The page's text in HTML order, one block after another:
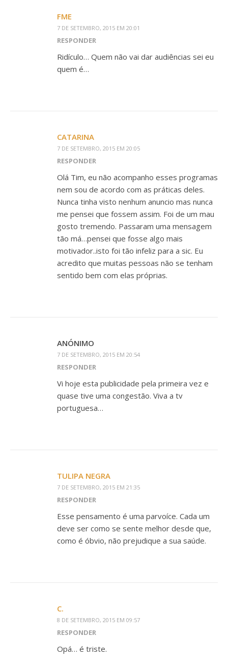
FME
7 DE SETEMBRO, 2015 EM 20:01
RESPONDER
Ridículo… Quem não vai dar audiências sei eu
quem é…
CATARINA
7 DE SETEMBRO, 2015 EM 20:05
RESPONDER
Olá Tim, eu não acompanho esses programas
nem sou de acordo com as práticas deles.
Nunca tinha visto nenhum anuncio mas nunca
me pensei que fossem assim. Foi de um mau
gosto tremendo. Passaram uma mensagem
tão má…pensei que fosse algo mais
motivador..isto foi tão infeliz para a sic. Eu
acredito que muitas pessoas não se tenham
sentido bem com elas próprias.
ANÓNIMO
7 DE SETEMBRO, 2015 EM 20:54
RESPONDER
Vi hoje esta publicidade pela primeira vez e
quase tive uma congestão. Viva a tv
portuguesa…
TULIPA NEGRA
7 DE SETEMBRO, 2015 EM 21:35
RESPONDER
Esse pensamento é uma parvoíce. Cada um
deve ser como se sente melhor desde que,
como é óbvio, não prejudique a sua saúde.
C.
8 DE SETEMBRO, 2015 EM 09:57
RESPONDER
Opá… é triste.